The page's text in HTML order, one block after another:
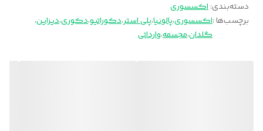
دسته‌بندی:اکسسوری
برچسب‌ها :اکسسوری،پالونیا،پلی استر،دکوراتیو،دکوری،دیزاین،
گلدان،مجسمه،وارداتی